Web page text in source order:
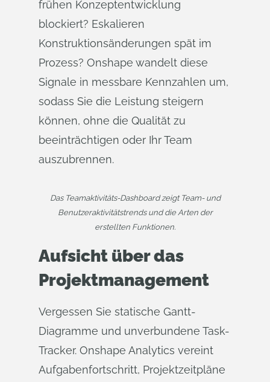
frühen Konzeptentwicklung
blockiert? Eskalieren
Konstruktionsänderungen spät im
Prozess? Onshape wandelt diese
Signale in messbare Kennzahlen um,
sodass Sie die Leistung steigern
können, ohne die Qualität zu
beeinträchtigen oder Ihr Team
auszubrennen.
Das Teamaktivitäts-Dashboard zeigt Team- und
Benutzeraktivitätstrends und die Arten der
erstellten Funktionen.
Aufsicht über das
Projektmanagement
Vergessen Sie statische Gantt-
Diagramme und unverbundene Task-
Tracker. Onshape Analytics vereint
Aufgabenfortschritt, Projektzeitpläne